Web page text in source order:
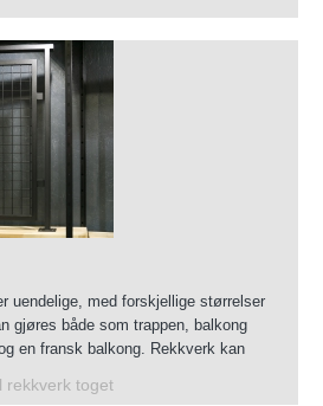
uendelige, med forskjellige størrelser
gjøres både som trappen, balkong
en fransk balkong. Rekkverk kan
rekkverk toget